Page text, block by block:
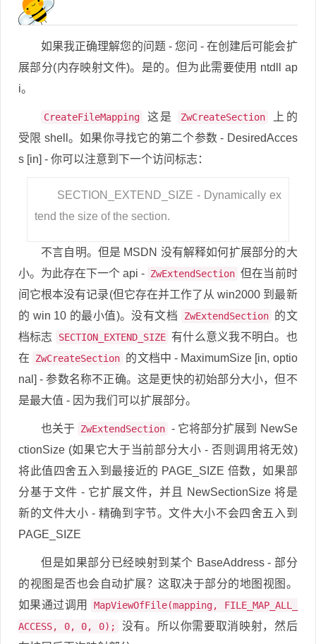
如果我正确理解您的问题 - 您问 - 在创建后可能会扩
展部分(内存映射文件)。是的。但为此需要使用 ntdll ap
i。
CreateFileMapping 这是 ZwCreateSection
上的
受限 shell。如果你寻找它的第二个参数 - DesiredAcces
s [in] - 你可以注意到下一个访问标志：
SECTION_EXTEND_SIZE - Dynamically ex
tend the size of the section.
不言自明。但是 MSDN 没有解释如何扩展部分的大
小。为此存在下一个 api - ZwExtendSection 但在当前时
间它根本没有记录(但它存在并工作了从 win2000 到最新
的 win 10 的最小值)。没有文档
ZwExtendSection 的文
档标志
SECTION_EXTEND_SIZE 有什么意义我不明白。也
在
ZwCreateSection 的文档中 - MaximumSize [in, optio
nal] - 参数名称不正确。这是更快的初始部分大小，但不
是最大值 - 因为我们可以扩展部分。
也关于 ZwExtendSection - 它将部分扩展到 NewSe
ctionSize (如果它大于当前部分大小 - 否则调用将无效)
将此值四舍五入到最接近的 PAGE_SIZE 倍数，如果部
分基于文件 - 它扩展文件，并且 NewSectionSize 将是
新的文件大小 - 精确到字节。文件大小不会四舍五入到
PAGE_SIZE
但是如果部分已经映射到某个 BaseAddress - 部分
的视图是否也会自动扩展？这取决于部分的地图视图。
如果通过调用
MapViewOfFile(mapping, FILE_MAP_ALL_
ACCESS, 0, 0, 0);
没有。所以你需要取消映射，然后